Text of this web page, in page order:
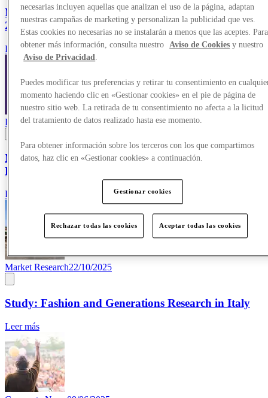
McArthurGlen centres make up almost half of top
20 best-performing outlets in Europe
Leer más
Life at McArthurGlen09/03/2026
McArthurGlen celebrates International Women’s
Day
Leer más
Market Research22/10/2025
Study: Fashion and Generations Research in Italy
Leer más
necesarias incluyen aquellas que analizan el uso de la página, adaptan
nuestras campañas de marketing y personalizan la publicidad que ves.
Estas cookies no necesarias no se instalarán a menos que las aceptes. Para
obtener más información, consulta nuestro
Aviso de Cookies y nuestro
Aviso de Privacidad.
Puedes modificar tus preferencias y retirar tu consentimiento en
momento haciendo clic en «Gestionar cookies» en el pie de página de
nuestro sitio web. La retirada de tu consentimiento no afecta a la licitud
del tratamiento de datos realizado hasta ese momento.
Para obtener información sobre los terceros con los que compartimos
datos, haz clic en «Gestionar cookies» a continuación.
Gestionar cookies
Rechazar todas las cookies Aceptar todas las cookies